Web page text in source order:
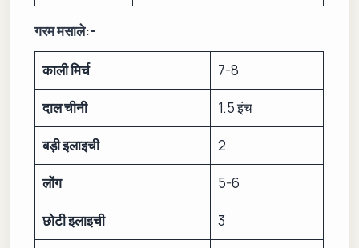
गरम मसाले:-
काली मिर्च 7-8
दाल चीनी 1.5 इंच
बड़ी इलाइची 2
लोंग 5-6
छोटी इलाइची 3